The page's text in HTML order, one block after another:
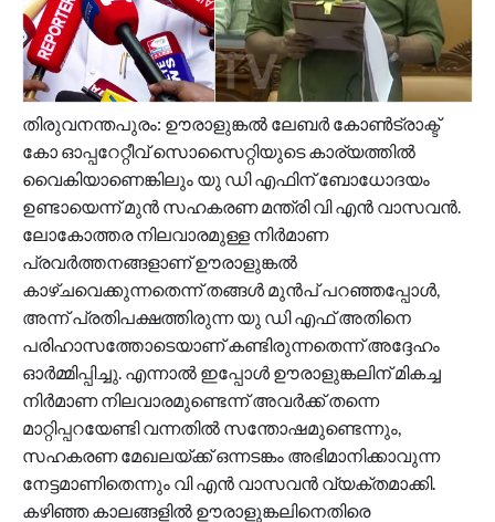
തിരുവനന്തപുരം: ഊരാളുങ്കൽ ലേബർ കോൺട്രാക്ട്
കോ ഓപ്പറേറ്റീവ് സൊസൈറ്റിയുടെ കാര്യത്തിൽ
വൈകിയാണെങ്കിലും യു ഡി എഫിന് ബോധോദയം
ഉണ്ടായെന്ന് മുൻ സഹകരണ മന്ത്രി വി എൻ വാസവൻ.
ലോകോത്തര നിലവാരമുള്ള നിർമാണ
പ്രവർത്തനങ്ങളാണ് ഊരാളുങ്കൽ
കാഴ്ചവെക്കുന്നതെന്ന് തങ്ങൾ മുൻപ് പറഞ്ഞപ്പോൾ,
അന്ന് പ്രതിപക്ഷത്തിരുന്ന യു ഡി എഫ് അതിനെ
പരിഹാസത്തോടെയാണ് കണ്ടിരുന്നതെന്ന് അദ്ദേഹം
ഓർമ്മിപ്പിച്ചു. എന്നാൽ ഇപ്പോൾ ഊരാളുങ്കലിന് മികച്ച
നിർമാണ നിലവാരമുണ്ടെന്ന് അവർക്ക് തന്നെ
മാറ്റിപ്പറയേണ്ടി വന്നതിൽ സന്തോഷമുണ്ടെന്നും,
സഹകരണ മേഖലയ്ക്ക് ഒന്നടങ്കം അഭിമാനിക്കാവുന്ന
നേട്ടമാണിതെന്നും വി എൻ വാസവൻ വ്യക്തമാക്കി.
കഴിഞ്ഞ കാലങ്ങളിൽ ഊരാളുങ്കലിനെതിരെ